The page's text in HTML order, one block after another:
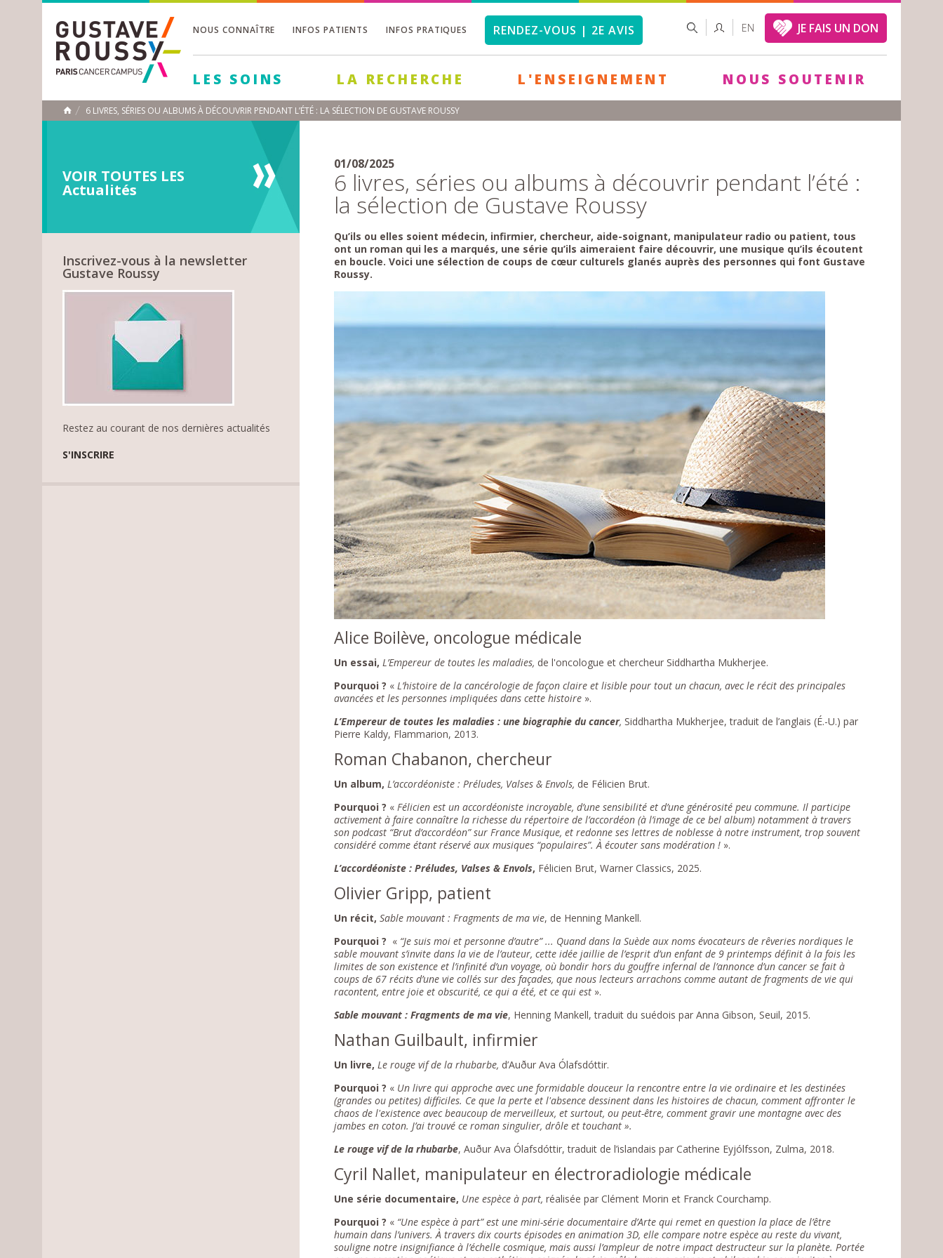
NOUS CONNAÎTRE INFOS PATIENTS INFOS PRATIQUES RENDEZ-VOUS | 2E AVIS FORMULAIRE
DE
RECHERCHER EN JE FAIS UN DON
LES SOINS LA RECHERCHE L'ENSEIGNEMENT NOUS SOUTENIR
ACCUEIL
6 LIVRES, SÉRIES OU ALBUMS À DÉCOUVRIR PENDANT L’ÉTÉ : LA SÉLECTION DE GUSTAVE ROUSSY
VOIR TOUTES LES
Actualités
Inscrivez-vous à la newsletter
Gustave Roussy
Restez au courant de nos dernières actualités
S'INSCRIRE
01/08/2025
6 livres, séries ou albums à découvrir pendant l’été :
la sélection de Gustave Roussy
Qu’ils ou elles soient médecin, infirmier, chercheur, aide-soignant, manipulateur radio ou patient, tous
ont un roman qui les a marqués, une série qu’ils aimeraient faire découvrir, une musique qu’ils écoutent
en boucle. Voici une sélection de coups de cœur culturels glanés auprès des personnes qui font Gustave
Roussy.
Alice Boilève, oncologue médicale
Un essai, L’Empereur de toutes les maladies, de l'oncologue et chercheur Siddhartha Mukherjee.
Pourquoi ? « L’histoire de la cancérologie de façon claire et lisible pour tout un chacun, avec le récit des principales
avancées et les personnes impliquées dans cette histoire ».
L’Empereur de toutes les maladies : une biographie du cancer,Siddhartha Mukherjee, traduit de l’anglais (É.-U.) par
Pierre Kaldy, Flammarion, 2013.
Roman Chabanon, chercheur
Un album, L’accordéoniste : Préludes, Valses & Envols, de Félicien Brut.
Pourquoi ? « Félicien est un accordéoniste incroyable, d’une sensibilité et d’une générosité peu commune. Il participe
activement à faire connaître la richesse du répertoire de l’accordéon (à l’image de ce bel album) notamment à travers
son podcast “Brut d’accordéon” sur France Musique, et redonne ses lettres de noblesse à notre instrument, trop souvent
considéré comme étant réservé aux musiques “populaires”. À écouter sans modération ! ».
L’accordéoniste : Préludes, Valses & Envols, Félicien Brut, Warner Classics, 2025.
Olivier Gripp, patient
Un récit,Sable mouvant : Fragments de ma vie, de Henning Mankell.
Pourquoi ? « “Je suis moi et personne d’autre” ... Quand dans la Suède aux noms évocateurs de rêveries nordiques le
sable mouvant s’invite dans la vie de l’auteur, cette idée jaillie de l’esprit d’un enfant de 9 printemps définit à la fois les
limites de son existence et l’infinité d’un voyage, où bondir hors du gouffre infernal de l’annonce d’un cancer se fait à
coups de 67 récits d’une vie collés sur des façades, que nous lecteurs arrachons comme autant de fragments de vie qui
racontent, entre joie et obscurité, ce qui a été, et ce qui est ».
Sable mouvant : Fragments de ma vie, Henning Mankell, traduit du suédois par Anna Gibson, Seuil, 2015.
Nathan Guilbault, infirmier
Un livre, Le rouge vif de la rhubarbe, d’Auður Ava Ólafsdóttir.
Pourquoi ? « Un livre qui approche avec une formidable douceur la rencontre entre la vie ordinaire et les destinées
(grandes ou petites) difficiles. Ce que la perte et l'absence dessinent dans les histoires de chacun, comment affronter le
chaos de l'existence avec beaucoup de merveilleux, et surtout, ou peut-être, comment gravir une montagne avec des
jambes en coton. J’ai trouvé ce roman singulier, drôle et touchant ».
Le rouge vif de la rhubarbe, Auður Ava Ólafsdóttir, traduit de l’islandais par Catherine Eyjólfsson, Zulma, 2018.
Cyril Nallet, manipulateur en électroradiologie médicale
Une série documentaire, Une espèce à part,réalisée par Clément Morin et Franck Courchamp.
Pourquoi ? « “Une espèce à part” est une mini-série documentaire d’Arte qui remet en question la place de l’être
humain dans l’univers. À travers dix courts épisodes en animation 3D, elle compare notre espèce au reste du vivant,
souligne notre insignifiance à l’échelle cosmique, mais aussi l’ampleur de notre impact destructeur sur la planète. Portée